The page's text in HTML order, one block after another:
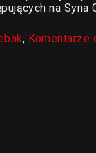
na Syna
, Komentarze